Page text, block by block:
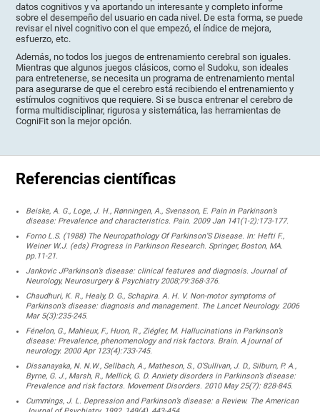
datos cognitivos y va aportando un interesante y completo informe
sobre el desempeño del usuario en cada nivel. De esta forma, se puede
revisar el nivel cognitivo con el que empezó, el índice de mejora,
esfuerzo, etc.
Además, no todos los juegos de entrenamiento cerebral son iguales.
Mientras que algunos juegos clásicos, como el Sudoku, son ideales
para entretenerse, se necesita un programa de entrenamiento mental
para asegurarse de que el cerebro está recibiendo el entrenamiento y
estímulos cognitivos que requiere. Si se busca entrenar el cerebro de
forma multidisciplinar, rigurosa y sistemática, las herramientas de
CogniFit son la mejor opción.
Referencias científicas
Beiske, A. G., Loge, J. H., Rønningen, A., Svensson, E. Pain in Parkinson’s
disease: Prevalence and characteristics. Pain. 2009 Jan 141(1-2):173-177.
Forno L.S. (1988) The Neuropathology Of Parkinson’S Disease. In: Hefti F.,
Weiner W.J. (eds) Progress in Parkinson Research. Springer, Boston, MA.
pp.11-21.
Jankovic JParkinson’s disease: clinical features and diagnosis. Journal of
Neurology, Neurosurgery & Psychiatry 2008;79:368-376.
Chaudhuri, K. R., Healy, D. G., Schapira. A. H. V. Non-motor symptoms of
Parkinson’s disease: diagnosis and management. The Lancet Neurology. 2006
Mar 5(3):235-245.
Fénelon, G., Mahieux, F., Huon, R., Ziégler, M. Hallucinations in Parkinson’s
disease: Prevalence, phenomenology and risk factors. Brain. A journal of
neurology. 2000 Apr 123(4):733-745.
Dissanayaka, N. N.W., Sellbach, A., Matheson, S., O’Sullivan, J. D., Silburn, P. A.,
Byrne, G. J., Marsh, R., Mellick, G. D. Anxiety disorders in Parkinson’s disease:
Prevalence and risk factors. Movement Disorders. 2010 May 25(7): 828-845.
Cummings, J. L. Depression and Parkinson’s disease: a Review. The American